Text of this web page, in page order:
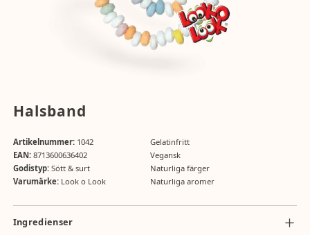
Halsband
Artikelnummer:1042
EAN:8713600636402
Godistyp:Sött & surt
Varumärke:Look o Look
Gelatinfritt
Vegansk
Naturliga färger
Naturliga aromer
Ingredienser